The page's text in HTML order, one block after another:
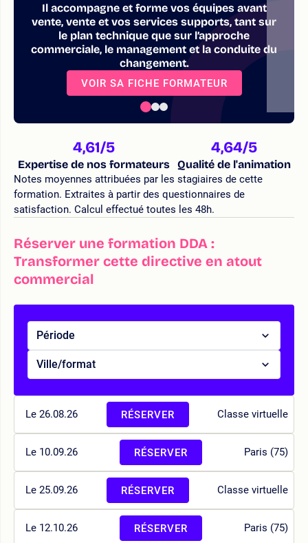
Il accompagne et forme vos équipes avant
vente, vente et vos services supports, tant sur
le plan technique que sur l’approche
commerciale, le management et la conduite du
changement.
VOIR SA FICHE FORMATEUR
4,61/5
Expertise de nos formateurs
4,64/5
Qualité de l'animation
Notes moyennes attribuées par les stagiaires de cette
formation. Extraites à partir des questionnaires de
satisfaction. Calcul effectué toutes les 48h.
Réserver une formation DDA :
Transformer cette directive en atout
commercial
Période
Ville/format
Le 26.08.26 Classe virtuelle
RÉSERVER
Le 10.09.26 Paris (75)
RÉSERVER
Le 25.09.26 Classe virtuelle
RÉSERVER
Le 12.10.26 Paris (75)
RÉSERVER